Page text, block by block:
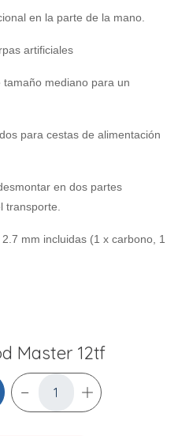
en la parte de la mano.
artificiales
mediano para un
para cestas de alimentación
en dos partes
transporte.
mm incluidas (1 x carbono, 1
Master 12tf